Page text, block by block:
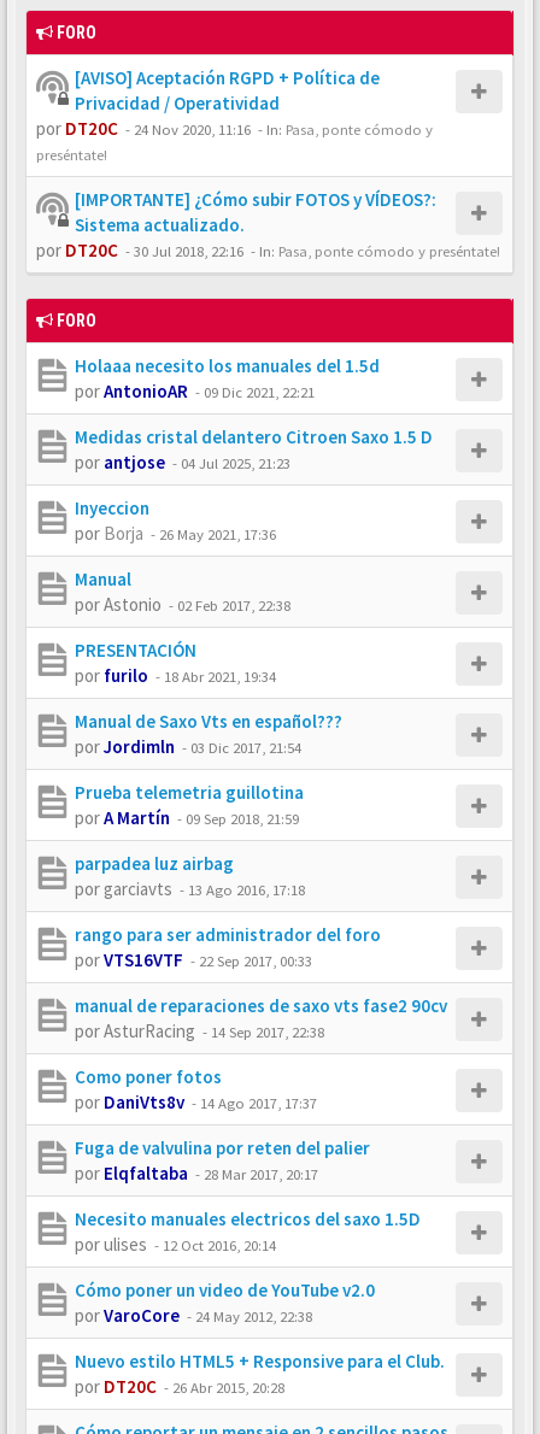
FORO
[AVISO] Aceptación RGPD + Política de
Privacidad / Operatividad
por DT20C - 24 Nov 2020, 11:16 - In: Pasa, ponte cómodo y
preséntate!
[IMPORTANTE] ¿Cómo subir FOTOS y VÍDEOS?:
Sistema actualizado.
por DT20C -30 Jul 2018, 22:16 - In: Pasa, ponte cómodo y preséntate!
FORO
Holaaa necesito los manuales del 1.5d
porAntonioAR - 09 Dic 2021, 22:21
Medidas cristal delantero Citroen Saxo 1.5 D
por antjose - 04 Jul 2025, 21:23
Inyeccion
por Borja - 26 May 2021, 17:36
Manual
porAstonio - 02 Feb 2017, 22:38
PRESENTACIÓN
por furilo - 18 Abr 2021, 19:34
Manual de Saxo Vts en español???
porJordimln - 03 Dic 2017, 21:54
Prueba telemetria guillotina
porA Martín - 09 Sep 2018, 21:59
parpadea luz airbag
porgarciavts - 13 Ago 2016, 17:18
rango para ser administrador del foro
porVTS16VTF - 22 Sep 2017, 00:33
manual de reparaciones de saxo vts fase2 90cv
porAsturRacing - 14 Sep 2017, 22:38
Como poner fotos
por DaniVts8v - 14 Ago 2017, 17:37
Fuga de valvulina por reten del palier
por Elqfaltaba - 28 Mar 2017, 20:17
Necesito manuales electricos del saxo 1.5D
porulises - 12 Oct 2016, 20:14
Cómo poner un video de YouTube v2.0
porVaroCore - 24 May 2012, 22:38
Nuevo estilo HTML5 + Responsive para el Club.
por DT20C - 26 Abr 2015, 20:28